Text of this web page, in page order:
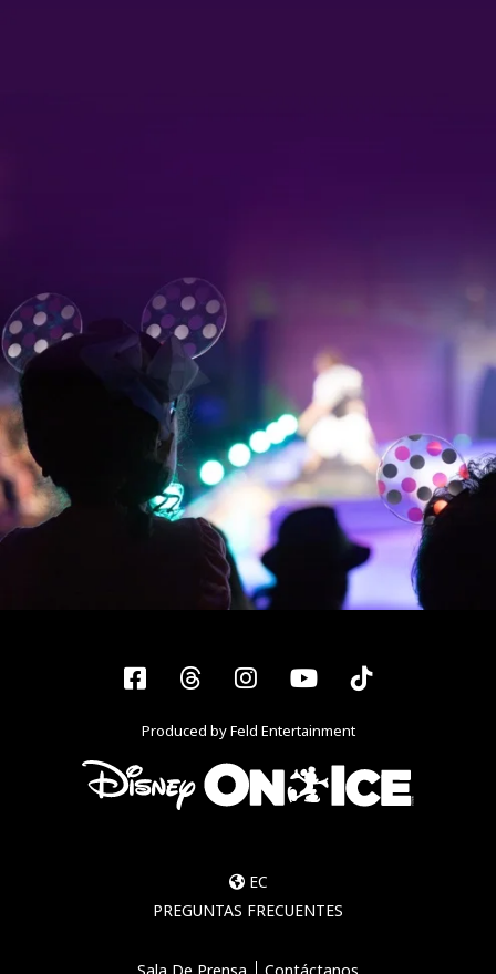
Facebook
ThreadsInstagram
YouTubeTiktok
Produced by Feld Entertainment
EC
PREGUNTAS FRECUENTES